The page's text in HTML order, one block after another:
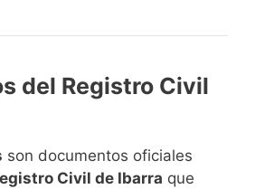
del Registro Civil
son documentos oficiales
Civil de Ibarra que